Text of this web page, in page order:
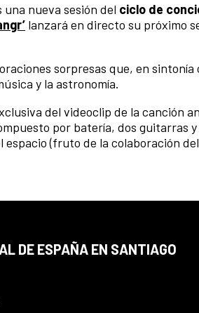
nueva sesión del ciclo de
lanzará en directo su próximo
sorpresas que, en
y la astronomía.
del videoclip de la canción
por batería, dos guitarras
espacio (fruto de la colaboración
DE ESPAÑA EN SANTIAGO